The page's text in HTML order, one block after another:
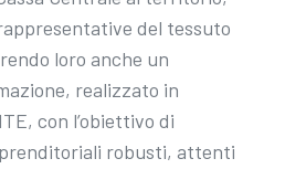
del tessuto
loro anche un
realizzato in
con l’obiettivo di
robusti, attenti